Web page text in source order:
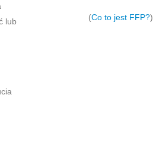
lub
(Co to jest FFP?)